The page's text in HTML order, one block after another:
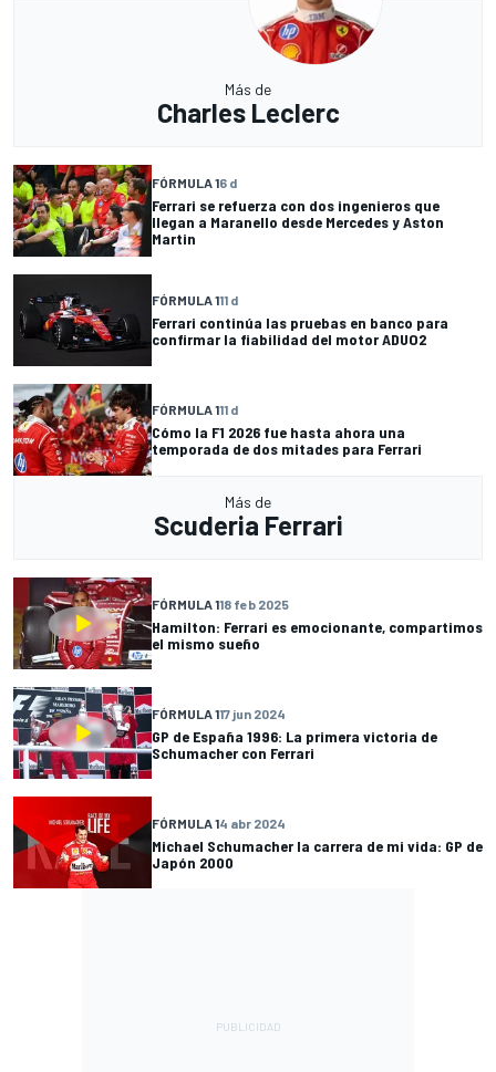
Más de
Charles Leclerc
FÓRMULA 16 d
Ferrari se refuerza con dos ingenieros que
llegan a Maranello desde Mercedes y Aston
Martin
FÓRMULA 111 d
Ferrari continúa las pruebas en banco para
confirmar la fiabilidad del motor ADUO2
FÓRMULA 111 d
Cómo la F1 2026 fue hasta ahora una
temporada de dos mitades para Ferrari
Más de
Scuderia Ferrari
FÓRMULA 118 feb 2025
Hamilton: Ferrari es emocionante, compartimos
el mismo sueño
FÓRMULA 117 jun 2024
GP de España 1996: La primera victoria de
Schumacher con Ferrari
FÓRMULA 14 abr 2024
Michael Schumacher la carrera de mi vida: GP de
Japón 2000